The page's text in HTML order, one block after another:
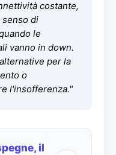
costante,
di
le
vanno in down.
per la
o
l'insofferenza."
il